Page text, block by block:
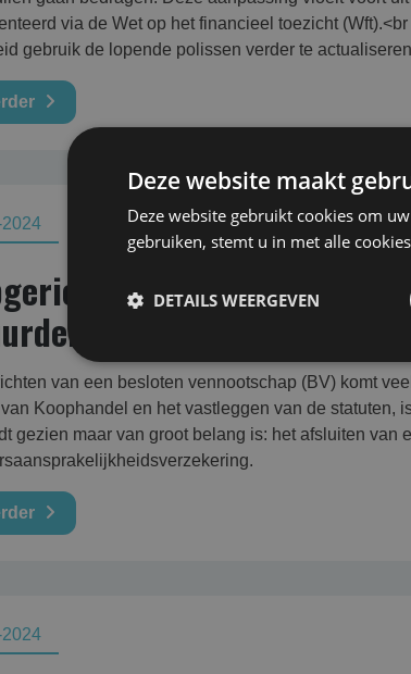
via de Wet op het financieel toezicht
gebruik de lopende polissen verder te
Vergeet de
van een besloten vennootschap (BV) komt
Koophandel en het vastleggen van de statuten,
gezien maar van groot belang is: het afsluiten van
Deze website maakt
Deze website gebruikt cookies om
gebruiken, stemt u in met alle
DETAILS WEERGEVEN